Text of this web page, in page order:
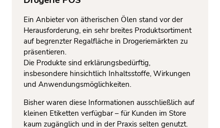
Ein Anbieter von ätherischen Ölen stand vor der
Herausforderung, ein sehr breites Produktsortiment
auf begrenzter Regalfläche in Drogeriemärkten zu
präsentieren.
Die Produkte sind erklärungsbedürftig,
insbesondere hinsichtlich Inhaltsstoffe, Wirkungen
und Anwendungsmöglichkeiten.
Bisher waren diese Informationen ausschließlich auf
kleinen Etiketten verfügbar – für Kunden im Store
kaum zugänglich und in der Praxis selten genutzt.